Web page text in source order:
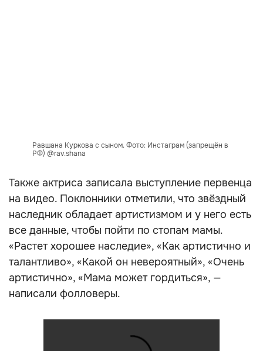
Равшана Куркова с сыном. Фото: Инстаграм (запрещён в
РФ) @rav.shana
Также актриса записала выступление первенца
на видео. Поклонники отметили, что звёздный
наследник обладает артистизмом и у него есть
все данные, чтобы пойти по стопам мамы.
«Растет хорошее наследие», «Как артистично и
талантливо», «Какой он невероятный», «Очень
артистично», «Мама может гордиться», —
написали фолловеры.